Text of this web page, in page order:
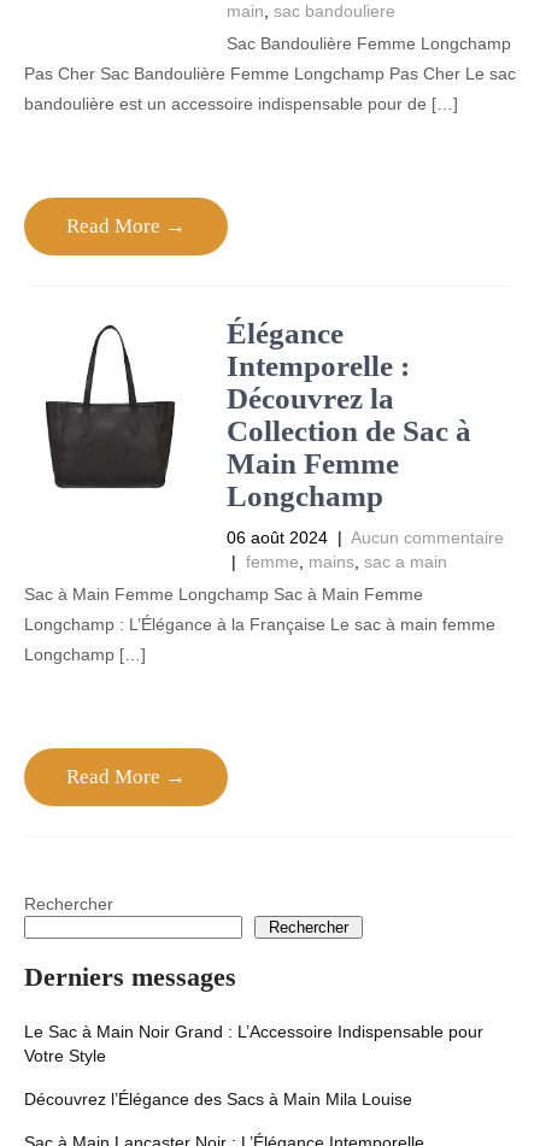
main sac bandouliere
Sac Bandoulière Femme Longchamp
Pas Cher Sac Bandoulière Femme Longchamp Pas Cher Le sac
bandoulière est un accessoire indispensable pour de […]
Read More →
Élégance
Intemporelle :
Découvrez la
Collection de Sac à
Main Femme
Longchamp
06 août 2024 | Aucun commentaire
| femme mains, sac a main
Sac à Main Femme Longchamp Sac à Main Femme
Longchamp : L’Élégance à la Française Le sac à main femme
Longchamp […]
Read More →
Rechercher
Rechercher
Derniers messages
Le Sac à Main Noir Grand : L’Accessoire Indispensable pour
Votre Style
Découvrez l’Élégance des Sacs à Main Mila Louise